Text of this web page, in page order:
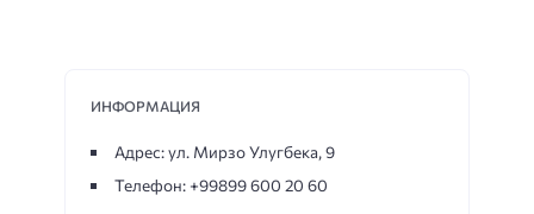
ИНФОРМАЦИЯ
Адрес: ул. Мирзо Улугбека, 9
Телефон: +99899 600 20 60